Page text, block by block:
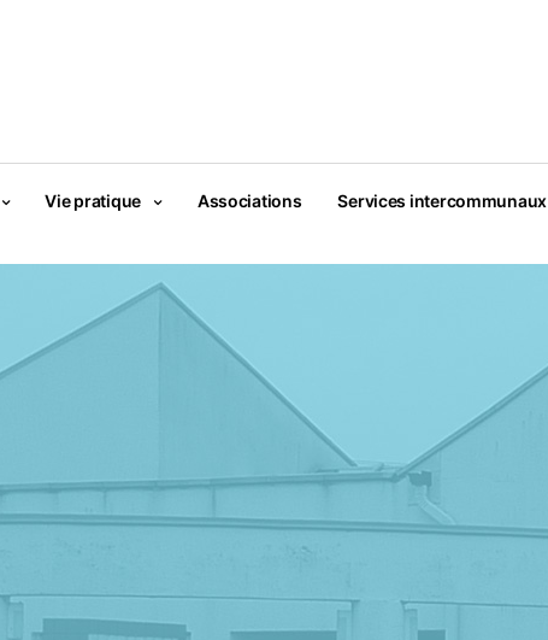
Vie pratique Associations Services intercommunaux